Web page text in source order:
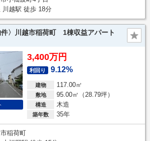
川越駅 徒歩 18分
件〉川越市稲荷町 1棟収益アパート
3,400万円
利回り 9.12%
建物 117.00㎡
敷地 95.00㎡（28.79坪）
構造 木造
築年数 35年
稲荷町